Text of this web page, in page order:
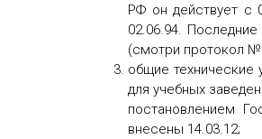
РФ он действует с
02.06.94.
(смотри протокол
общие технические
для учебных
постановлением
внесены 14.03.12;